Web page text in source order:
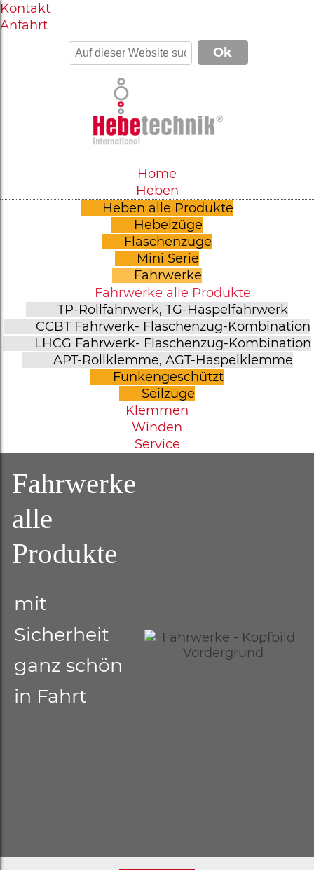
Kontakt
Anfahrt
Home
Heben
Heben alle Produkte
Hebelzüge
Flaschenzüge
Mini Serie
Fahrwerke
Fahrwerke alle Produkte
TP-Rollfahrwerk, TG-Haspelfahrwerk
CCBT Fahrwerk- Flaschenzug-Kombination
LHCG Fahrwerk- Flaschenzug-Kombination
APT-Rollklemme, AGT-Haspelklemme
Funkengeschützt
Seilzüge
Klemmen
Winden
Service
Fahrwerke
alle
Produkte
mit
Sicherheit
ganz schön
in Fahrt